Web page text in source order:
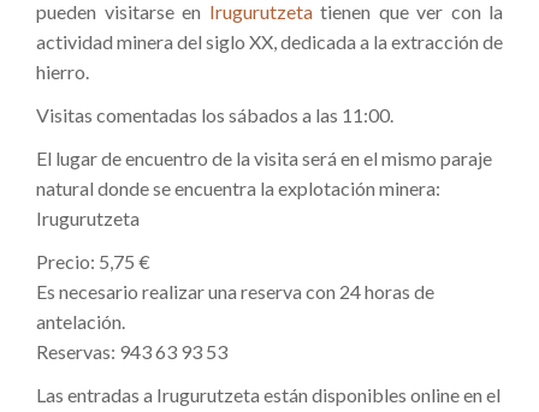
pueden visitarse en Irugurutzetatienen que ver con la
actividad minera del siglo XX, dedicada a la extracción de
hierro.
Visitas comentadas los sábados a las 11:00.
El lugar de encuentro de la visita será en el mismo paraje
natural donde se encuentra la explotación minera:
Irugurutzeta
Precio: 5,75 €
Es necesario realizar una reserva con 24 horas de
antelación.
Reservas: 943 63 93 53
Las entradas a Irugurutzeta están disponibles online en el